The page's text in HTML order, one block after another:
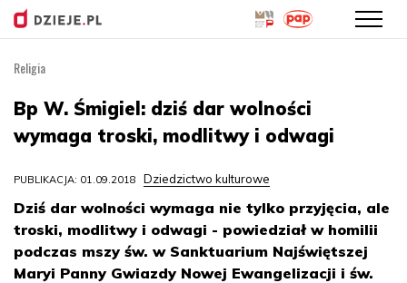
treści
Religia
Bp W. Śmigiel: dziś dar wolności
wymaga troski, modlitwy i odwagi
PUBLIKACJA: 01.09.2018 Dziedzictwo kulturowe
Dziś dar wolności wymaga nie tylko przyjęcia, ale
troski, modlitwy i odwagi - powiedział w homilii
podczas mszy św. w Sanktuarium Najświętszej
Maryi Panny Gwiazdy Nowej Ewangelizacji i św.